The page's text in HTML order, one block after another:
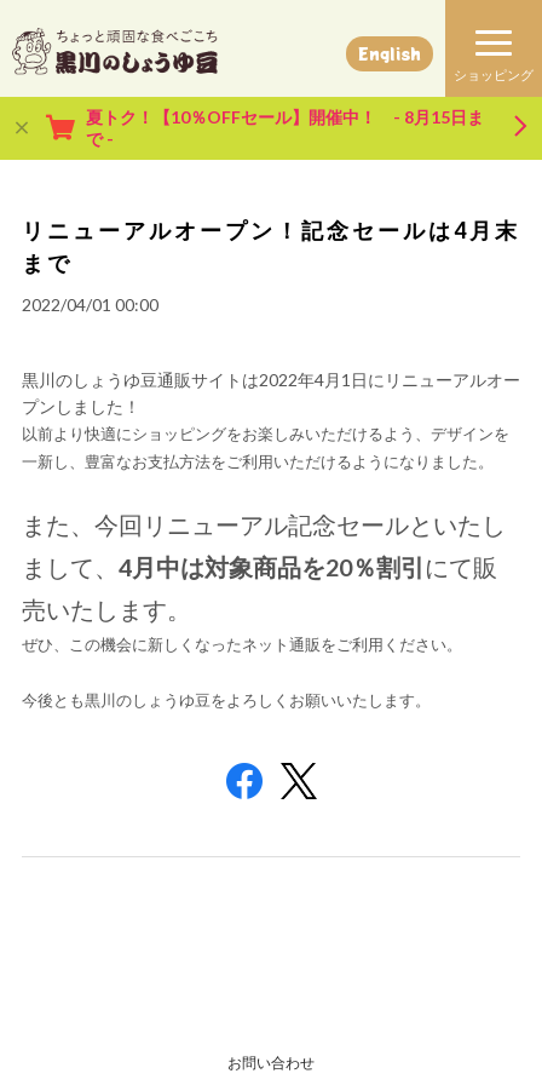
夏トク！【10％OFFセール】開催中！ - 8月15日ま
で -
English
リニューアルオープン！記念セールは4月末
まで
2022/04/01 00:00
黒川のしょうゆ豆通販サイトは2022年4月1日にリニューアルオー
プンしました！
以前より快適にショッピングをお楽しみいただけるよう、デザインを
一新し、豊富なお支払方法をご利用いただけるようになりました。
また、今回リニューアル記念セールといたし
まして、 4月中は対象商品を20％割引 にて販
売いたします。
ぜひ、この機会に新しくなったネット通販をご利用ください。
今後とも黒川のしょうゆ豆をよろしくお願いいたします。
お問い合わせ